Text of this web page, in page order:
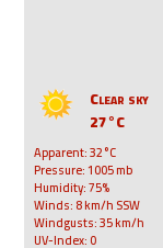
Clear sky
27°C
Apparent: 32°C
Pressure: 1005 mb
Humidity: 75%
Winds: 8 km/h SSW
Windgusts: 35 km/h
UV-Index: 0